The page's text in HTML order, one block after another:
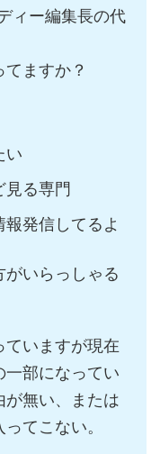
ィー編集長の代
ますか？
い
見る専門
発信してるよ
がいらっしゃる
ていますが現在
一部になってい
が無い、または
てこない。